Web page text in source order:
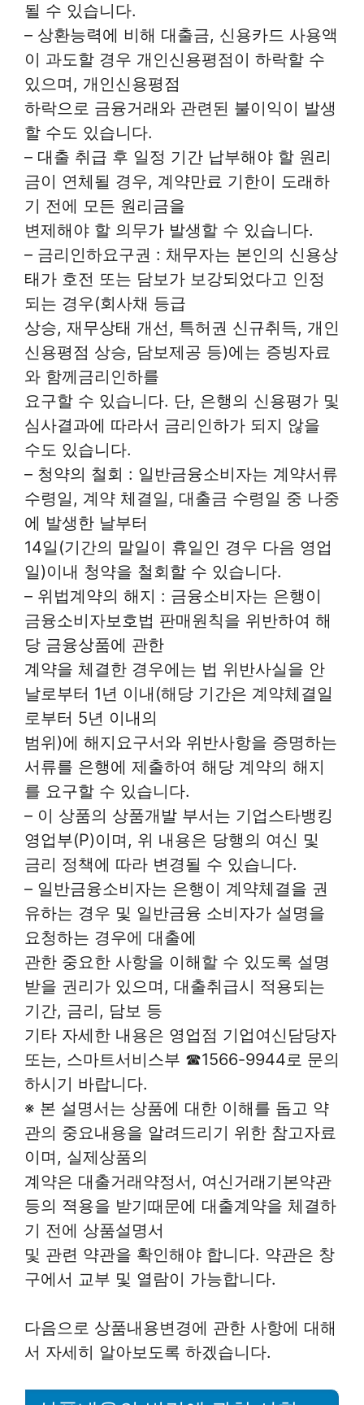
될 수 있습니다.
– 상환능력에 비해 대출금, 신용카드 사용액
이 과도할 경우 개인신용평점이 하락할 수
있으며, 개인신용평점
하락으로 금융거래와 관련된 불이익이 발생
할 수도 있습니다.
– 대출 취급 후 일정 기간 납부해야 할 원리
금이 연체될 경우, 계약만료 기한이 도래하
기 전에 모든 원리금을
변제해야 할 의무가 발생할 수 있습니다.
– 금리인하요구권 : 채무자는 본인의 신용상
태가 호전 또는 담보가 보강되었다고 인정
되는 경우(회사채 등급
상승, 재무상태 개선, 특허권 신규취득, 개인
신용평점 상승, 담보제공 등)에는 증빙자료
와 함께금리인하를
요구할 수 있습니다. 단, 은행의 신용평가 및
심사결과에 따라서 금리인하가 되지 않을
수도 있습니다.
– 청약의 철회 : 일반금융소비자는 계약서류
수령일, 계약 체결일, 대출금 수령일 중 나중
에 발생한 날부터
14일(기간의 말일이 휴일인 경우 다음 영업
일)이내 청약을 철회할 수 있습니다.
– 위법계약의 해지 : 금융소비자는 은행이
금융소비자보호법 판매원칙을 위반하여 해
당 금융상품에 관한
계약을 체결한 경우에는 법 위반사실을 안
날로부터 1년 이내(해당 기간은 계약체결일
로부터 5년 이내의
범위)에 해지요구서와 위반사항을 증명하는
서류를 은행에 제출하여 해당 계약의 해지
를 요구할 수 있습니다.
– 이 상품의 상품개발 부서는 기업스타뱅킹
영업부(P)이며, 위 내용은 당행의 여신 및
금리 정책에 따라 변경될 수 있습니다.
– 일반금융소비자는 은행이 계약체결을 권
유하는 경우 및 일반금융 소비자가 설명을
요청하는 경우에 대출에
관한 중요한 사항을 이해할 수 있도록 설명
받을 권리가 있으며, 대출취급시 적용되는
기간, 금리, 담보 등
기타 자세한 내용은 영업점 기업여신담당자
또는, 스마트서비스부 ☎1566-9944로 문의
하시기 바랍니다.
※ 본 설명서는 상품에 대한 이해를 돕고 약
관의 중요내용을 알려드리기 위한 참고자료
이며, 실제상품의
계약은 대출거래약정서, 여신거래기본약관
등의 젹용을 받기때문에 대출계약을 체결하
기 전에 상품설명서
및 관련 약관을 확인해야 합니다. 약관은 창
구에서 교부 및 열람이 가능합니다.
다음으로 상품내용변경에 관한 사항에 대해
서 자세히 알아보도록 하겠습니다.